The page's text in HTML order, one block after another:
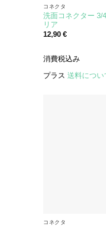
コネクタ
洗面コネクター 3/
リア
12,90€
消費税込み
プラス送料につい
コネクタ